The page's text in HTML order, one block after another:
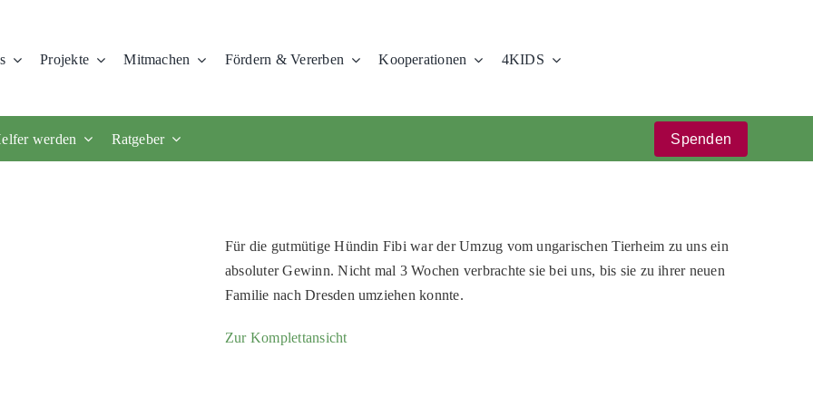
Projekte Mitmachen Fördern & Vererben Kooperationen 4KIDS
werden Ratgeber Spenden
Für die gutmütige Hündin Fibi war der Umzug vom ungarischen Tierheim zu uns ein
absoluter Gewinn. Nicht mal 3 Wochen verbrachte sie bei uns, bis sie zu ihrer neuen
Familie nach Dresden umziehen konnte.
Zur Komplettansicht